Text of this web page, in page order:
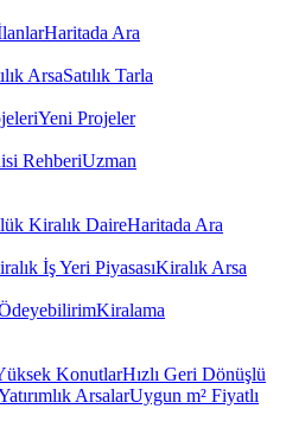
Haritada Ara
ArsaSatılık Tarla
Yeni Projeler
RehberiUzman
Kiralık DaireHaritada Ara
İş Yeri PiyasasıKiralık Arsa
Kiralama
KonutlarHızlı Geri Dönüşlü
ArsalarUygun m² Fiyatlı